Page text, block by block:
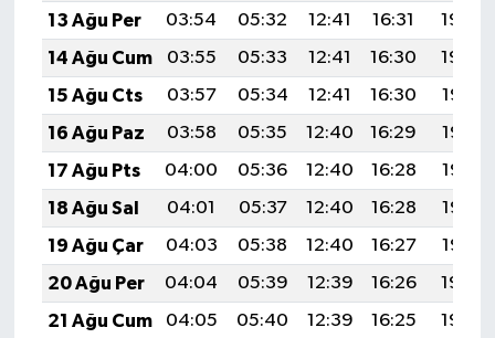
13 Ağu Per
03:54 05:32 12:41 16:31
19:40
14 Ağu Cum
03:55 05:33 12:41 16:30
19:39
15 Ağu Cts
03:57 05:34 12:41 16:30
19:38
16 Ağu Paz
03:58 05:35 12:40 16:29
19:36
17 Ağu Pts
04:00 05:36 12:40 16:28
19:35
18 Ağu Sal
04:01 05:37 12:40 16:28
19:33
19 Ağu Çar
04:03 05:38 12:40 16:27
19:32
20 Ağu Per
04:04 05:39 12:39 16:26
19:30
21 Ağu Cum
04:05 05:40 12:39 16:25
19:29